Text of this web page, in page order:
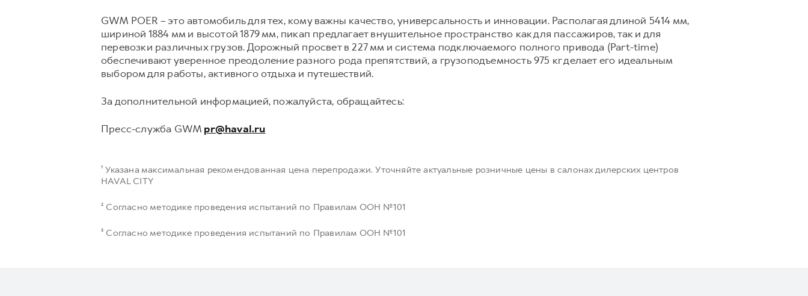
GWM POER – это автомобиль для тех, кому важны качество, универсальность и инновации. Располагая длиной 5414 мм,
шириной 1884 мм и высотой 1879 мм, пикап предлагает внушительное пространство как для пассажиров, так и для
перевозки различных грузов. Дорожный просвет в 227 мм и система подключаемого полного привода (Part-time)
обеспечивают уверенное преодоление разного рода препятствий, а грузоподъемность 975 кг делает его идеальным
выбором для работы, активного отдыха и путешествий.
За дополнительной информацией, пожалуйста, обращайтесь:
Пресс-служба GWM pr@haval.ru
¹ Указана максимальная рекомендованная цена перепродажи. Уточняйте актуальные розничные цены в салонах дилерских центров
HAVAL CITY
² Согласно методике проведения испытаний по Правилам ООН №101
³ Согласно методике проведения испытаний по Правилам ООН №101